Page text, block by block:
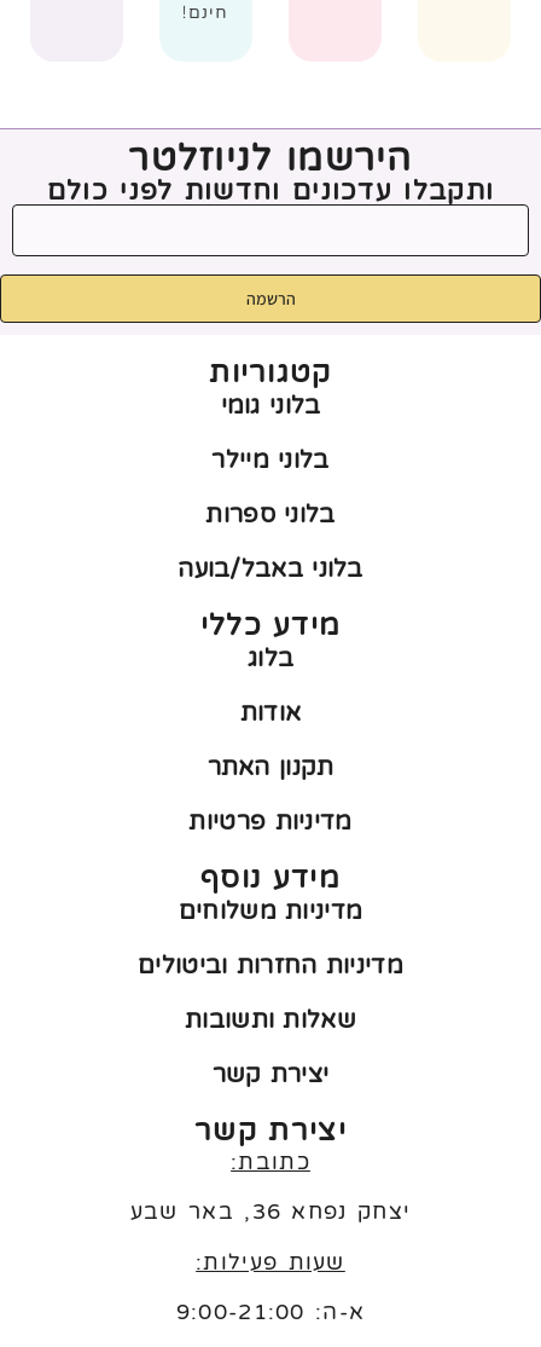
חינם!
הירשמו לניוזלטר
ותקבלו עדכונים וחדשות לפני כולם
הרשמה
קטגוריות
בלוני גומי
בלוני מיילר
בלוני ספרות
בלוני באבל/בועה
מידע כללי
בלוג
אודות
תקנון האתר
מדיניות פרטיות
מידע נוסף
מדיניות משלוחים
מדיניות החזרות וביטולים
שאלות ותשובות
יצירת קשר
יצירת קשר
כתובת:
יצחק נפחא 36, באר שבע
שעות פעילות:
א-ה: 9:00-21:00